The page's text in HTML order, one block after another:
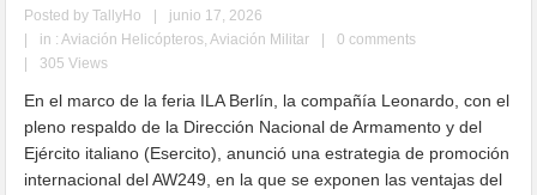
Posted byTallyHo
junio 17, 2026
in :Aviación Helicópteros,Aviación Militar
0 comments
305 Views
En el marco de la feria ILA Berlín, la compañía Leonardo, con el
pleno respaldo de la Dirección Nacional de Armamento y del
Ejército italiano (Esercito), anunció una estrategia de promoción
internacional del AW249, en la que se exponen las ventajas del